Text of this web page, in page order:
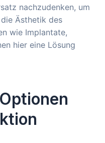
nachzudenken, um
Ästhetik des
wie Implantate,
hier eine Lösung